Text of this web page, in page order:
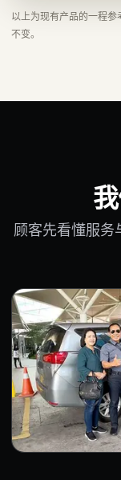
以上为现有产品的一程
不变。
顾客先看懂服务